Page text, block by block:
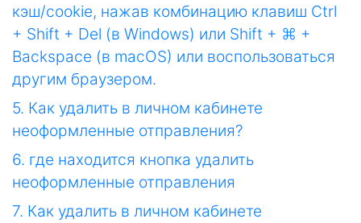
кэш/cookie, нажав комбинацию клавиш Ctrl
+ Shift + Del (в Windows) или Shift + ⌘ +
Backspace (в macOS) или воспользоваться
другим браузером.
5. Как удалить в личном кабинете
неоформленные отправления?
6. где находится кнопка удалить
неоформленные отправления
7. Как удалить в личном кабинете